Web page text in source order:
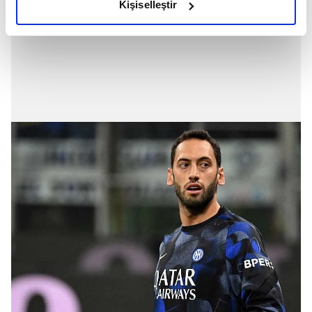
elimizden gelen çabayı gösterdiğimizi ve bu noktada,
Sizlere daha iyi bir hizmet sunabilmek için İnternet
Sitemizde kendimize ve üçüncü kişilere ait çerezler
kullanılmaktadır. Bu çerezler vasıtasıyla çeşitli kişisel
verileriniz işlenmekte olup gerekli olan çerezler bilgi
toplumu hizmetlerinin sunulması amacıyla
kullanılmaktadır. Diğer çerezler, sitemizin daha işlevsel
kılınması ve kişiselleştirilmesi ve sizlere yönelik
reklam/pazarlama faaliyetlerinin yapılması, amaçlarıyla
sınırlı olarak açık rızanız dahilinde kullanılacaktır.
Kişiselleştir